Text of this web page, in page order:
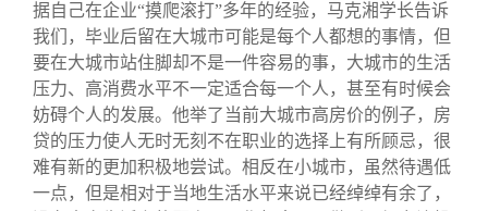
据自己在企业“摸爬滚打”多年的经验，马克湘学长告诉
我们，毕业后留在大城市可能是每个人都想的事情，但
要在大城市站住脚却不是一件容易的事，大城市的生活
压力、高消费水平不一定适合每一个人，甚至有时候会
妨碍个人的发展。他举了当前大城市高房价的例子，房
贷的压力使人无时无刻不在职业的选择上有所顾忌，很
难有新的更加积极地尝试。相反在小城市，虽然待遇低
一点，但是相对于当地生活水平来说已经绰绰有余了，